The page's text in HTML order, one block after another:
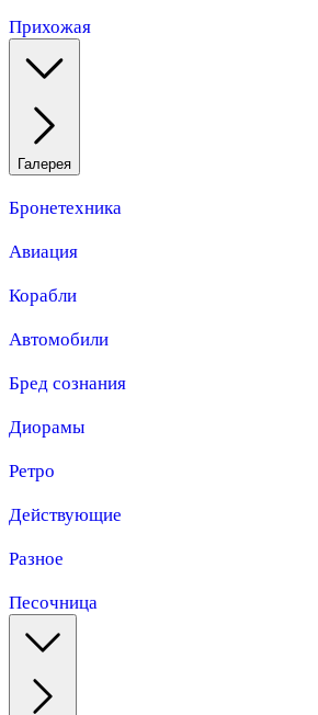
Прихожая
Галерея
Бронетехника
Авиация
Корабли
Автомобили
Бред сознания
Диорамы
Ретро
Действующие
Разное
Песочница